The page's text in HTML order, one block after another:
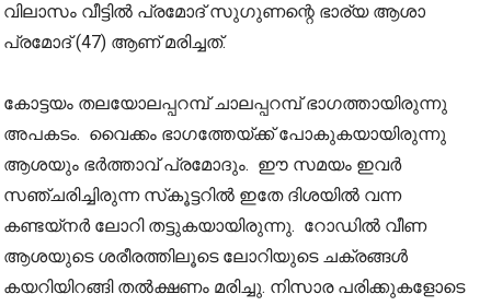
വിലാസം വീട്ടിൽ പ്രമോദ് സുഗുണന്റെ ഭാര്യ ആശാ
പ്രമോദ് (47) ആണ് മരിച്ചത്.
കോട്ടയം തലയോലപ്പറമ്പ് ചാലപ്പറമ്പ് ഭാഗത്തായിരുന്നു
അപകടം. വൈക്കം ഭാഗത്തേയ്ക്ക് പോകുകയായിരുന്നു
ആശയും ഭർത്താവ് പ്രമോദും. ഈ സമയം ഇവർ
സഞ്ചരിച്ചിരുന്ന സ്‌കൂട്ടറിൽ ഇതേ ദിശയിൽ വന്ന
കണ്ടയ്നർ ലോറി തട്ടുകയായിരുന്നു. റോഡിൽ വീണ
ആശയുടെ ശരീരത്തിലൂടെ ലോറിയുടെ ചക്രങ്ങൾ
കയറിയിറങ്ങി തൽക്ഷണം മരിച്ചു. നിസാര പരിക്കുകളോടെ